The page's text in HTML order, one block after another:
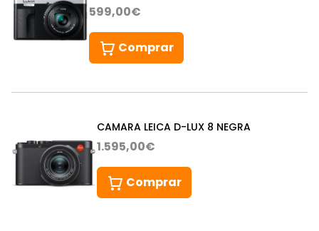
599,00€
Comprar
CAMARA LEICA D-LUX 8 NEGRA
1.595,00€
Comprar